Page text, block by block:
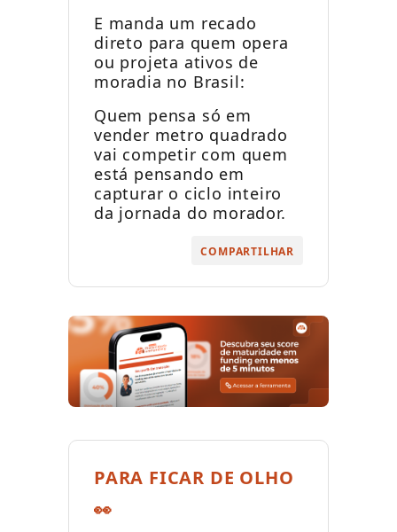
E manda um recado
direto para quem opera
ou projeta ativos de
moradia no Brasil:
Quem pensa só em
vender metro quadrado
vai competir com quem
está pensando em
capturar o ciclo inteiro
da jornada do morador.
COMPARTILHAR
PARA FICAR DE OLHO
👀